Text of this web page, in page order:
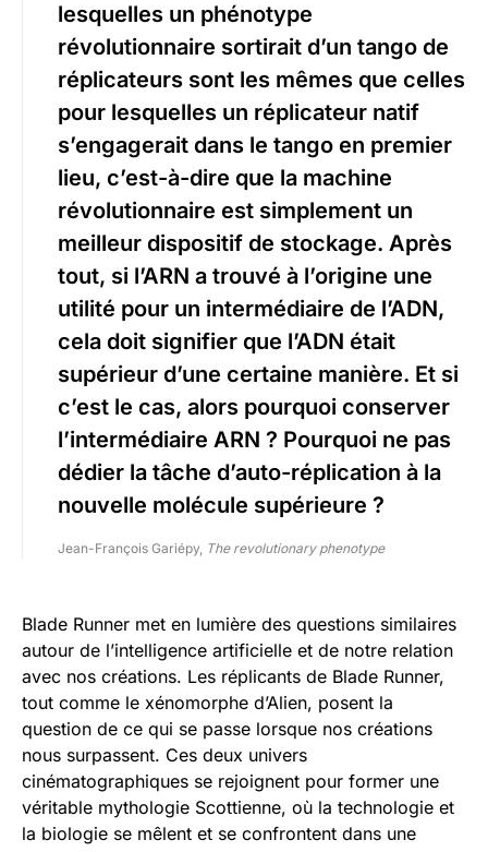
lesquelles un phénotype
révolutionnaire sortirait d’un tango de
réplicateurs sont les mêmes que celles
pour lesquelles un réplicateur natif
s’engagerait dans le tango en premier
lieu, c’est-à-dire que la machine
révolutionnaire est simplement un
meilleur dispositif de stockage. Après
tout, si l’ARN a trouvé à l’origine une
utilité pour un intermédiaire de l’ADN,
cela doit signifier que l’ADN était
supérieur d’une certaine manière. Et si
c’est le cas, alors pourquoi conserver
l’intermédiaire ARN ? Pourquoi ne pas
dédier la tâche d’auto-réplication à la
nouvelle molécule supérieure ?
Jean-François Gariépy, The revolutionary phenotype
Blade Runner met en lumière des questions similaires
autour de l’intelligence artificielle et de notre relation
avec nos créations. Les réplicants de Blade Runner,
tout comme le xénomorphe d’Alien, posent la
question de ce qui se passe lorsque nos créations
nous surpassent. Ces deux univers
cinématographiques se rejoignent pour former une
véritable mythologie Scottienne, où la technologie et
la biologie se mêlent et se confrontent dans une